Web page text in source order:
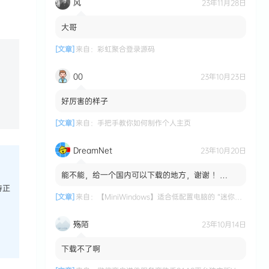
正
23年11月28日
大哥
[文章]来自： 彩虹聚合登录源码
00 23年10月23日
好厉害的样子
[文章]来自： 手把手教你如何制作个人主页
DreamNet 23年10月20日
能不能，给一个国内可以下载的地方，谢谢 ！
Windows 系统 国内...
[文章]来自： 【MiniWindows】适合低配置电脑的 “迷你版” Windows 系统
殇陌 23年10月14日
下载不了啊